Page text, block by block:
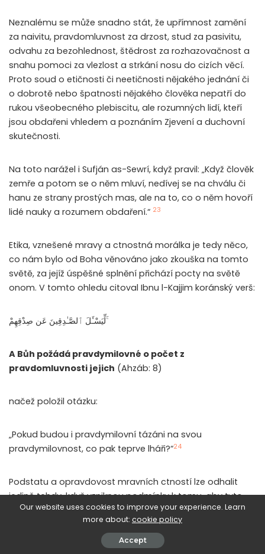
Neznalému se může snadno stát, že upřímnost zamění
za naivitu, pravdomluvnost za drzost, stud za pasivitu,
odvahu za bezohlednost, štědrost za rozhazovačnost a
snahu pomoci za vlezlost a strkání nosu do cizích věcí.
Proto soud o etičnosti či neetičnosti nějakého jednání či
o dobrotě nebo špatnosti nějakého člověka nepatří do
rukou všeobecného plebiscitu, ale rozumných lidí, kteří
jsou obdařeni vhledem a poznáním Zjevení a duchovní
skutečnosti.
Na toto narážel i Sufján as-Sewrí, když pravil: „Když člověk
zemře a potom se o něm mluví, nedívej se na chválu či
hanu ze strany prostých mas, ale na to, co o něm hovoří
lidé nauky a rozumem obdaření.“ 23
Etika, vznešené mravy a ctnostná morálka je tedy něco,
co nám bylo od Boha věnováno jako zkouška na tomto
světě, za jejíž úspěšné splnění přichází pocty na světě
onom. V tomto ohledu citoval Ibnu l-Kajjim koránský verš:
لِّيَسْـَٔلَ ٱلصَّـٰدِقِينَ عَن صِدْقِهِمْ ۚ
A Bůh požádá pravdymilovné o počet z
pravdomluvnosti jejich (Ahzáb: 8)
načež položil otázku:
„Pokud budou i pravdymilovní tázáni na svou
pravdymilovnost, co pak teprve lháři?“24
Podstatu a opravdovost mravních ctností lze odhalit
jedině tehdy, když vzniknou podmínky k tomu, aby tyto
ctnosti vynikly. Pokud by všichni měli stejně, jak bychom
poznali štědré od lakomých? Pokud by nikdo nelhal, jak
bychom poznali, kdo je pravdomluvný? Pokud by se
Our website uses cookies to improve your experience. Learn
more about: cookie policy
Accept